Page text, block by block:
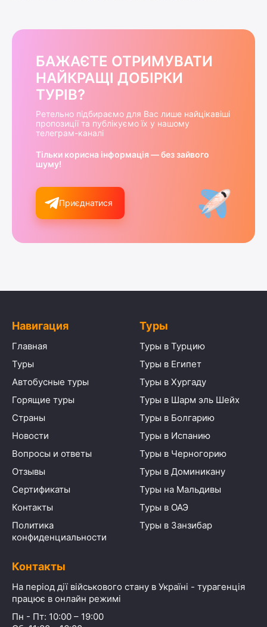
БАЖАЄТЕ ОТРИМУВАТИ
НАЙКРАЩІ ДОБІРКИ
ТУРІВ?
Ретельно підбираємо для Вас лише найцікавіші
пропозиції та публікуємо їх у нашому
телеграм-каналі
Тільки корисна інформація — без зайвого
шуму!
Приєднатися
Навигация
Главная
Туры
Автобусные туры
Горящие туры
Страны
Новости
Вопросы и ответы
Отзывы
Сертификаты
Контакты
Политика
конфиденциальности
Туры
Туры в Турцию
Туры в Египет
Туры в Хургаду
Туры в Шарм эль Шейх
Туры в Болгарию
Туры в Испанию
Туры в Черногорию
Туры в Доминикану
Туры на Мальдивы
Туры в ОАЭ
Туры в Занзибар
Контакты
На період дії військового стану в Україні - турагенція
працює в онлайн режимі
Пн - Пт: 10:00 – 19:00